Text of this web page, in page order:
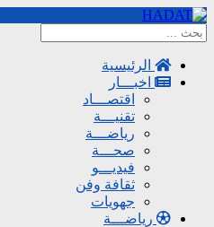
الرئيسية
اخبـــار
اقتصـــاد
تقنيـــة
رياضـــة
صحـــة
فيديـــو
ثقافة وفن
جهويات
رياضـــة